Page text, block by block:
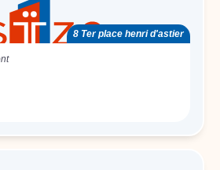
8 Ter place henri d'astier